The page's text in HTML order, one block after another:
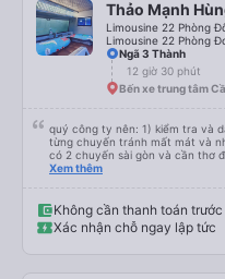
Thảo Mạnh
Limousine 22 Phòng
Limousine 22 Phòng
Ngã 3 Thành
12 giờ 30 phút
Bến xe trung tâm
quý công ty nên: 1) kiểm tra và dán tem hành lý cho khách theo màu của
từng chuyến tránh mất mát và
có 2 chuyến sài gòn và cần thơ đợi
thân thiết của quý công ty nên
thì chắc chắn quy công ty là nhà
nhơn. rất cảm ơn quý anh chị em cty cũng như chị Thảo đã lắng nghe và
tiếp nhận. " khách hàng thân
Xem thêm
Không cần thanh toán trước
Xác nhận chỗ ngay lập tức